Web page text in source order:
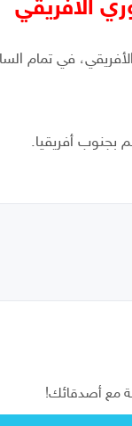
الأفريقي
في تمام
بجنوب أفريقيا.
مع أصدقائك!